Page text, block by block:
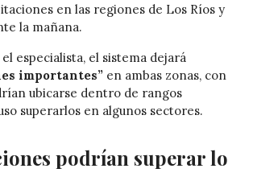
en las regiones de Los Ríos y
la mañana.
especialista, el sistema dejará
importantes” en ambas zonas, con
ubicarse dentro de rangos
superarlos en algunos sectores.
podrían superar lo